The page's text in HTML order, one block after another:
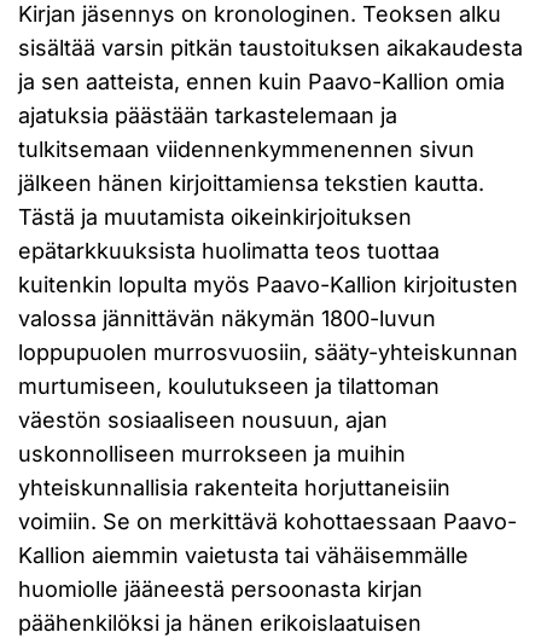
Kirjan jäsennys on kronologinen. Teoksen alku
sisältää varsin pitkän taustoituksen aikakaudesta
ja sen aatteista, ennen kuin Paavo-Kallion omia
ajatuksia päästään tarkastelemaan ja
tulkitsemaan viidennenkymmenennen sivun
jälkeen hänen kirjoittamiensa tekstien kautta.
Tästä ja muutamista oikeinkirjoituksen
epätarkkuuksista huolimatta teos tuottaa
kuitenkin lopulta myös Paavo-Kallion kirjoitusten
valossa jännittävän näkymän 1800-luvun
loppupuolen murrosvuosiin, sääty-yhteiskunnan
murtumiseen, koulutukseen ja tilattoman
väestön sosiaaliseen nousuun, ajan
uskonnolliseen murrokseen ja muihin
yhteiskunnallisia rakenteita horjuttaneisiin
voimiin. Se on merkittävä kohottaessaan Paavo-
Kallion aiemmin vaietusta tai vähäisemmälle
huomiolle jääneestä persoonasta kirjan
päähenkilöksi ja hänen erikoislaatuisen